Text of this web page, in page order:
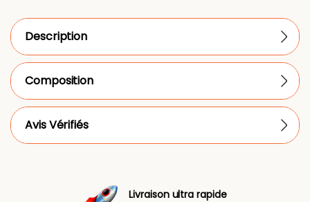
Description
Composition
Avis Vérifiés
Livraison ultra rapide